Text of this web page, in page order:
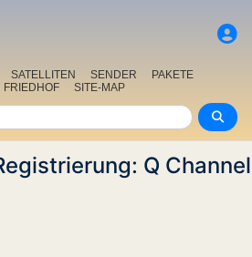
SATELLITEN SENDER
PAKETE
FRIEDHOF SITE-MAP
Q Channel